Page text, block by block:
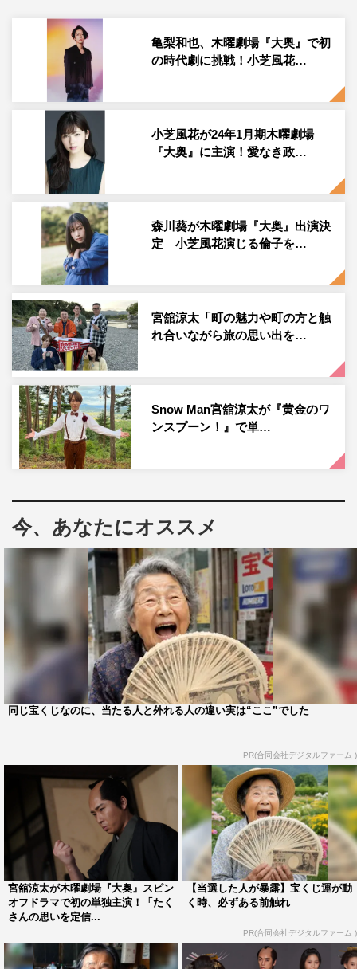
の木曜劇場『大奥』（フジテレビ系 毎週木曜 午後10時
～10時54分 ※初回は、75分スペシャル）に、宮舘涼太
（Snow Man）の出演が決定。コメントが到着した。
さまざまな人間の思惑、嫉妬、憎悪、悲哀が渦巻く“女の
社会の縮図＝大奥”で、たった一つの愛を得ようともがく
女たちの闘いを描く本作。
2019年に『大奥』シリーズの完結作として放送されたフ
ジテレビ開局60周年特別企画『大奥 最終章』以来約5年
ぶりに、世代を超えて長きに渡り愛されてきた『大奥』
が、より一層進化を遂げ、はかないラブストーリーとして
2024年1月期の木曜劇場枠で帰ってくる。
時は江戸中期、景気は悪化の一途をたどり、日本国民は質
素、倹約、勤労の日々を強いられていた。格差は広がるば
かりで、人々はこの景気を改善し、国と国民を豊かにして
そんな中、主人公・五十宮倫子（小芝風花）は、第10代将
軍・徳川家治（亀梨和也）との政略結婚を強いられ、京か
ら江戸城本丸にある大奥へ渡ると、そこには1000人近く
下人の寵愛を受けるべく、今、女たちの熾烈な戦いの火ぶ
たが切られる。一方その頃、大奥を、江戸幕府を、混乱の
渦に陥れようと、ある人物が陰謀を企てていて…。
このたび、小芝風花、亀梨和也、西野七瀬、森川葵に続
き、宮舘涼太の出演が決定。徳川（田安）宗武（とくがわ
（たやす）・むねたけ）の息子で白河藩藩主・松平定信を
演じる。
徳川将軍家の血を引く定信は家治のいとこで、倫子と家治
の婚儀にも顔を見せる。しかし、幼い頃に養子に出された
治とはライバル関係。家治の正室となる倫子に対してもあ
る思いを抱えていて…。
宮舘は2020年にSnow ManとしてCDデビュー。デビュー
曲「D.D.」を含むシングル、アルバムで9作もミリオンを
達成し、快進撃を見せている。
ドラマにはこれまで『ぬけまいる～女三人伊勢参り』第
7・8話（2018年10月クール／NHK総合）、『夢食堂の料
理人～1964東京オリンピック選手村物語～』（2019年7月
／NHK総合）に出演。今回が約4年半ぶり3度目のドラマ
亀梨和也、木曜劇場『大奥』で初
の時代劇に挑戦！小芝風花…
小芝風花が24年1月期木曜劇場
『大奥』に主演！愛なき政…
森川葵が木曜劇場『大奥』出演決
定 小芝風花演じる倫子を…
宮舘涼太「町の魅力や町の方と触
れ合いながら旅の思い出を…
Snow Man宮舘涼太が『黄金のワ
ンスプーン！』で単…
今、あなたにオススメ
同じ宝くじなのに、当たる人と外れる人の違い実は“ここ”でした
PR(合同会社デジタルファーム )
宮舘涼太が木曜劇場『大奥』スピン
オフドラマで初の単独主演！「たく
さんの思いを定信...
【当選した人が暴露】宝くじ運が動
く時、必ずある前触れ
PR(合同会社デジタルファーム )